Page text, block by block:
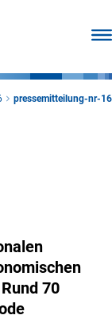
pressemitteilung-nr-16
70